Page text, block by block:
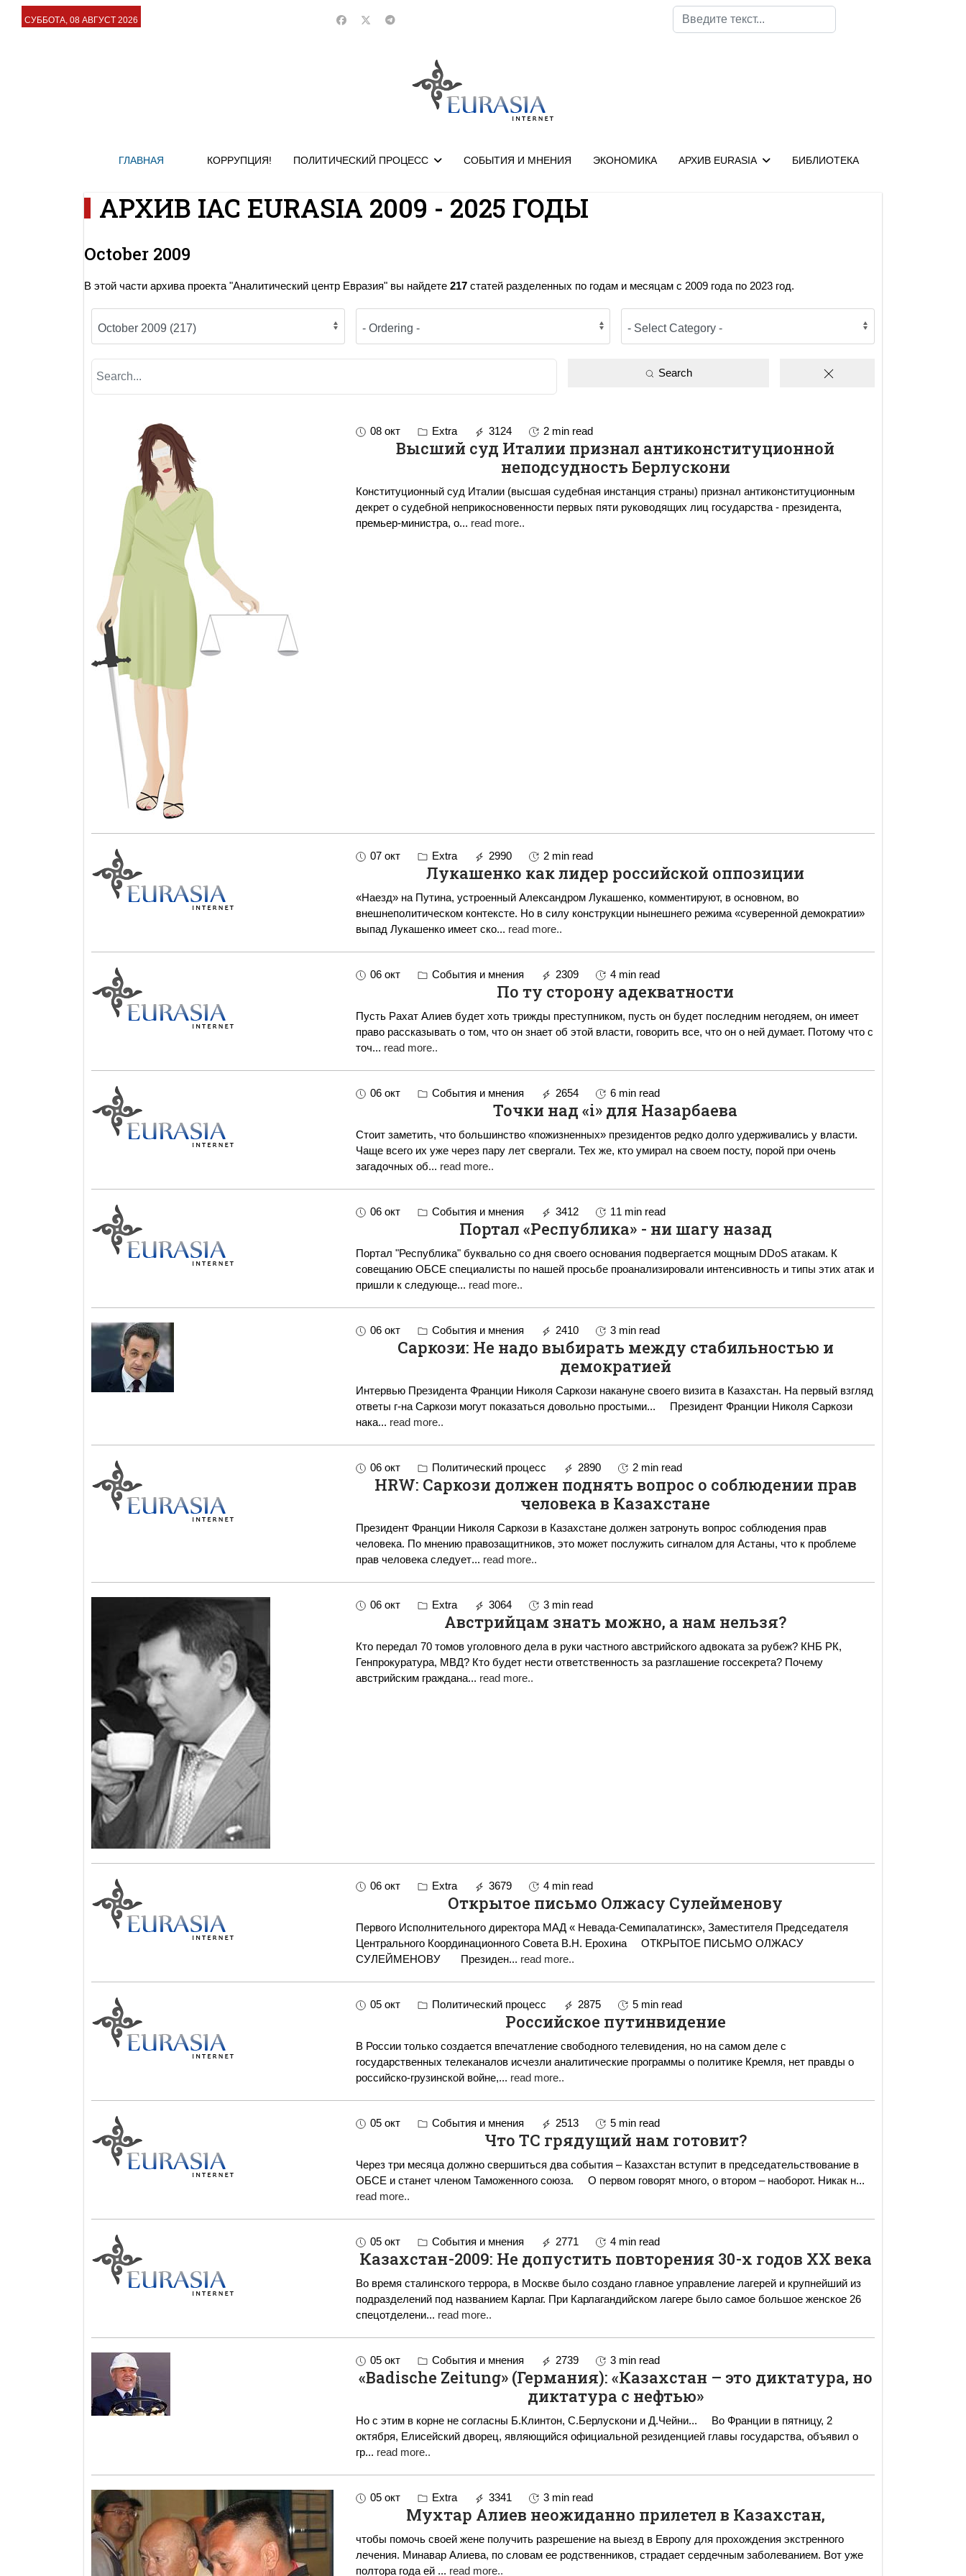
СУББОТА, 08 АВГУСТ 2026
Поиск
ГЛАВНАЯ КОРРУПЦИЯ! ПОЛИТИЧЕСКИЙ ПРОЦЕСС СОБЫТИЯ И МНЕНИЯ ЭКОНОМИКА АРХИВ EURASIA БИБЛИОТЕКА
АРХИВ IAC EURASIA 2009 - 2025 ГОДЫ
October 2009
В этой части архива проекта "Аналитический центр Евразия" вы найдете 217 статей разделенных по годам и месяцам с 2009 года по 2023 год.
Search
08 окт Extra 3124 2 min read
Высший суд Италии признал антиконституционной
неподсудность Берлускони
Конституционный суд Италии (высшая судебная инстанция страны) признал антиконституционным
декрет о судебной неприкосновенности первых пяти руководящих лиц государства - президента,
премьер-министра, о... read more..
07 окт Extra 2990 2 min read
Лукашенко как лидер российской оппозиции
«Наезд» на Путина, устроенный Александром Лукашенко, комментируют, в основном, во
внешнеполитическом контексте. Но в силу конструкции нынешнего режима «суверенной демократии»
выпад Лукашенко имеет ско... read more..
06 окт События и мнения 2309 4 min read
По ту сторону адекватности
Пусть Рахат Алиев будет хоть трижды преступником, пусть он будет последним негодяем, он имеет
право рассказывать о том, что он знает об этой власти, говорить все, что он о ней думает. Потому что с
точ... read more..
06 окт События и мнения 2654 6 min read
Точки над «i» для Назарбаева
Стоит заметить, что большинство «пожизненных» президентов редко долго удерживались у власти.
Чаще всего их уже через пару лет свергали. Тех же, кто умирал на своем посту, порой при очень
загадочных об... read more..
06 окт События и мнения 3412 11 min read
Портал «Республика» - ни шагу назад
Портал "Республика" буквально со дня своего основания подвергается мощным DDoS атакам. К
совещанию ОБСЕ специалисты по нашей просьбе проанализировали интенсивность и типы этих атак и
пришли к следующе... read more..
06 окт События и мнения 2410 3 min read
Саркози: Не надо выбирать между стабильностью и
демократией
Интервью Президента Франции Николя Саркози накануне своего визита в Казахстан. На первый взгляд
ответы г-на Саркози могут показаться довольно простыми... Президент Франции Николя Саркози
нака... read more..
06 окт Политический процесс 2890 2 min read
HRW: Саркози должен поднять вопрос о соблюдении прав
человека в Казахстане
Президент Франции Николя Саркози в Казахстане должен затронуть вопрос соблюдения прав
человека. По мнению правозащитников, это может послужить сигналом для Астаны, что к проблеме
прав человека следует... read more..
06 окт Extra 3064 3 min read
Австрийцам знать можно, а нам нельзя?
Кто передал 70 томов уголовного дела в руки частного австрийского адвоката за рубеж? КНБ РК,
Генпрокуратура, МВД? Кто будет нести ответственность за разглашение госсекрета? Почему
австрийским граждана... read more..
06 окт Extra 3679 4 min read
Открытое письмо Олжасу Сулейменову
Первого Исполнительного директора МАД « Невада-Семипалатинск», Заместителя Председателя
Центрального Координационного Совета В.Н. Ерохина ОТКРЫТОЕ ПИСЬМО ОЛЖАСУ
СУЛЕЙМЕНОВУ Президен... read more..
05 окт Политический процесс 2875 5 min read
Российское путинвидение
В России только создается впечатление свободного телевидения, но на самом деле с
государственных телеканалов исчезли аналитические программы о политике Кремля, нет правды о
российско-грузинской войне,... read more..
05 окт События и мнения 2513 5 min read
Что ТС грядущий нам готовит?
Через три месяца должно свершиться два события – Казахстан вступит в председательствование в
ОБСЕ и станет членом Таможенного союза. О первом говорят много, о втором – наоборот. Никак н...
read more..
05 окт События и мнения 2771 4 min read
Казахстан-2009: Не допустить повторения 30-х годов XX века
Во время сталинского террора, в Москве было создано главное управление лагерей и крупнейший из
подразделений под названием Карлаг. При Карлагандийском лагере было самое большое женское 26
спецотделени... read more..
05 окт События и мнения 2739 3 min read
«Badische Zeitung» (Германия): «Казахстан – это диктатура, но
диктатура с нефтью»
Но с этим в корне не согласны Б.Клинтон, С.Берлускони и Д.Чейни... Во Франции в пятницу, 2
октября, Елисейский дворец, являющийся официальной резиденцией главы государства, объявил о
гр... read more..
05 окт Extra 3341 3 min read
Мухтар Алиев неожиданно прилетел в Казахстан,
чтобы помочь своей жене получить разрешение на выезд в Европу для прохождения экстренного
лечения. Минавар Алиева, по словам ее родственников, страдает сердечным заболеванием. Вот уже
полтора года ей ... read more..